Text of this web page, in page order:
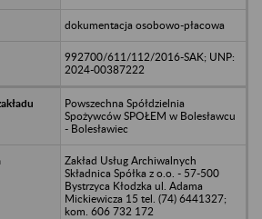
dokumentacja osobowo-płacowa
992700/611/112/2016-SAK; UNP:
2024-00387222
Powszechna Spółdzielnia
Spożywców SPOŁEM w Bolesławcu
- Bolesławiec
Zakład Usług Archiwalnych
Składnica Spółka z o.o. - 57-500
Bystrzyca Kłodzka ul. Adama
Mickiewicza 15 tel. (74) 6441327;
kom. 606 732 172